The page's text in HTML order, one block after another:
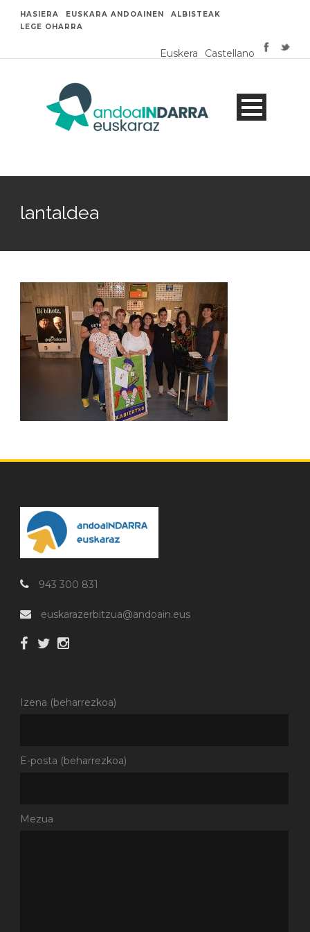
HASIERA EUSKARA ANDOAINEN
ALBISTEAK
LEGE OHARRA
Euskera Castellano
lantaldea
943 300 831
euskarazerbitzua@andoain.eus
Izena (beharrezkoa)
E-posta (beharrezkoa)
Mezua